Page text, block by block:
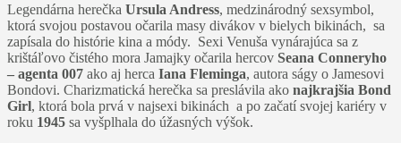
Legendárna herečka Ursula Andress, medzinárodný sexsymbol,
ktorá svojou postavou očarila masy divákov v bielych bikinách, sa
zapísala do histórie kina a módy. Sexi Venuša vynárajúca sa z
krištáľovo čistého mora Jamajky očarila hercov Seana Conneryho
– agenta 007 ako aj herca Iana Fleminga, autora ságy o Jamesovi
Bondovi. Charizmatická herečka sa preslávila ako najkrajšia Bond
Girl, ktorá bola prvá v najsexi bikinách a po začatí svojej kariéry v
roku 1945 sa vyšplhala do úžasných výšok.